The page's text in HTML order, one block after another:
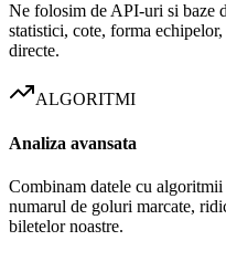
Ne folosim de API-uri si baze
statistici, cote, forma
directe.
ALGORITMI
Analiza avansata
Combinam datele cu
numarul de goluri marcate,
biletelor noastre.